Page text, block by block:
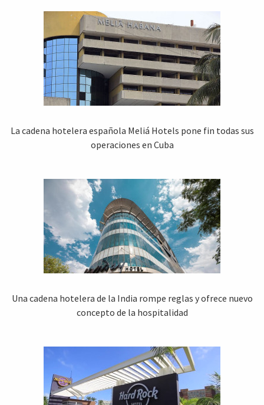
La cadena hotelera española Meliá Hotels pone fin todas sus
operaciones en Cuba
Una cadena hotelera de la India rompe reglas y ofrece nuevo
concepto de la hospitalidad